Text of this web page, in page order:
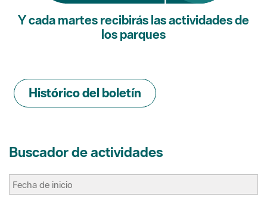
Buscador de actividades